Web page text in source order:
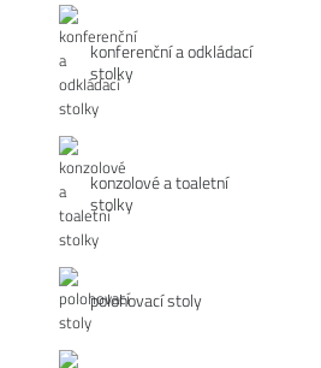
konferenční a odkládací
stolky
konzolové a toaletní
stolky
polohovací stoly